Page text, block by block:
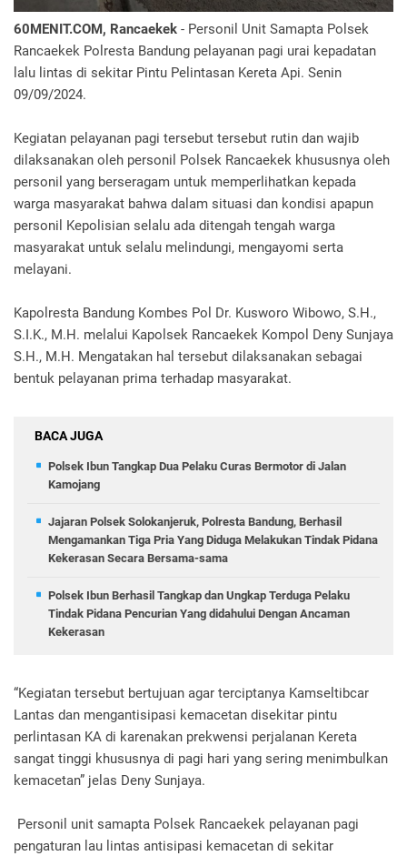
60MENIT.COM, Rancaekek - Personil Unit Samapta Polsek
Rancaekek Polresta Bandung pelayanan pagi urai kepadatan
lalu lintas di sekitar Pintu Pelintasan Kereta Api. Senin
09/09/2024.
Kegiatan pelayanan pagi tersebut tersebut rutin dan wajib
dilaksanakan oleh personil Polsek Rancaekek khususnya oleh
personil yang berseragam untuk memperlihatkan kepada
warga masyarakat bahwa dalam situasi dan kondisi apapun
personil Kepolisian selalu ada ditengah tengah warga
masyarakat untuk selalu melindungi, mengayomi serta
melayani.
Kapolresta Bandung Kombes Pol Dr. Kusworo Wibowo, S.H.,
S.I.K., M.H. melalui Kapolsek Rancaekek Kompol Deny Sunjaya
S.H., M.H. Mengatakan hal tersebut dilaksanakan sebagai
bentuk pelayanan prima terhadap masyarakat.
BACA JUGA
Polsek Ibun Tangkap Dua Pelaku Curas Bermotor di Jalan
Kamojang
Jajaran Polsek Solokanjeruk, Polresta Bandung, Berhasil
Mengamankan Tiga Pria Yang Diduga Melakukan Tindak Pidana
Kekerasan Secara Bersama-sama
Polsek Ibun Berhasil Tangkap dan Ungkap Terduga Pelaku
Tindak Pidana Pencurian Yang didahului Dengan Ancaman
Kekerasan
“Kegiatan tersebut bertujuan agar terciptanya Kamseltibcar
Lantas dan mengantisipasi kemacetan disekitar pintu
perlintasan KA di karenakan prekwensi perjalanan Kereta
sangat tinggi khususnya di pagi hari yang sering menimbulkan
kemacetan” jelas Deny Sunjaya.
Personil unit samapta Polsek Rancaekek pelayanan pagi
pengaturan lau lintas antisipasi kemacetan di sekitar